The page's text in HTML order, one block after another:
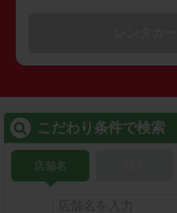
こだわり条件で検索
店舗名